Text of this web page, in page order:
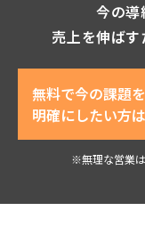
今の導
売上を伸ば
無料で今の課題を
明確にしたい方
※無理な営業は